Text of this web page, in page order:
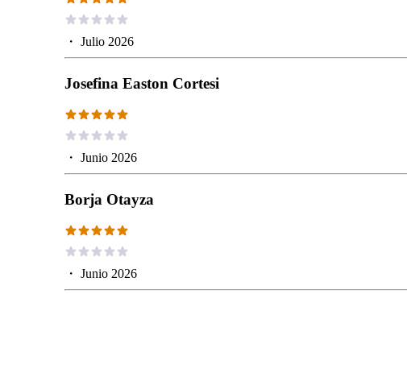
・ Julio 2026
Josefina Easton Cortesi
・ Junio 2026
Borja Otayza
・ Junio 2026